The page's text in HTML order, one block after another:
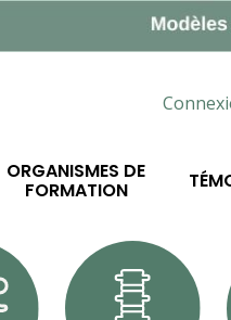
ORGANISMES DE
FORMATION